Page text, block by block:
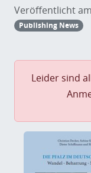
Veröffentlicht
Publishing News
Leider sind